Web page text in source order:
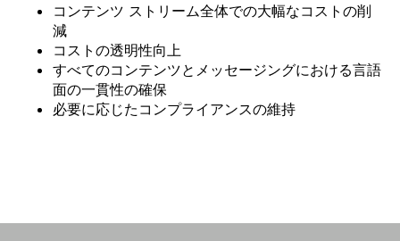
コンテンツ ストリーム全体での大幅なコストの削
減
コストの透明性向上
すべてのコンテンツとメッセージングにおける言語
面の一貫性の確保
必要に応じたコンプライアンスの維持